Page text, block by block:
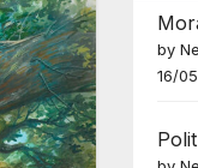
by
16/